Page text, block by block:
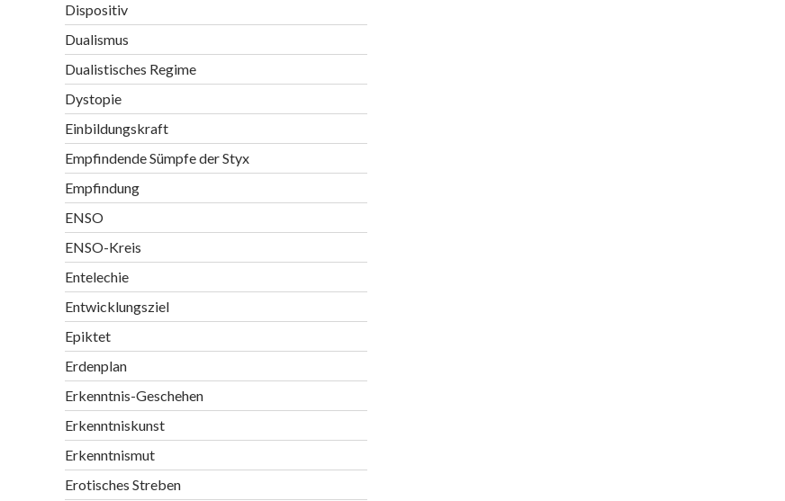
Dispositiv
Dualismus
Dualistisches Regime
Dystopie
Einbildungskraft
Empfindende Sümpfe der Styx
Empfindung
ENSO
ENSO-Kreis
Entelechie
Entwicklungsziel
Epiktet
Erdenplan
Erkenntnis-Geschehen
Erkenntniskunst
Erkenntnismut
Erotisches Streben